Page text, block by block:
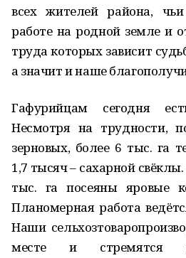
всех жителей района,
работе на родной земле и
труда которых зависит
а значит и наше
Гафурийцам сегодня
Несмотря на трудности,
зерновых, более 6 тыс. га
1,7 тысяч – сахарной
тыс. га посеяны яровые
Планомерная работа
Наши
месте и стремятся к